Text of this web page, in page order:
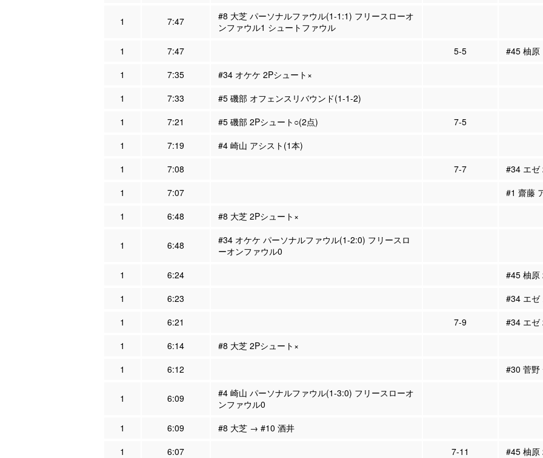
1 7:47
#8 大芝 パーソナルファウル(1-1:1) フリースローオ
ンファウル1 シュートファウル
1
7:47 5-5
#45 柚原
1
7:35
#34 オケケ 2Pシュート×
1
7:33
#5 磯部 オフェンスリバウンド(1-1-2)
1
7:21 #5 磯部 2Pシュート○(2点)
7-5
1
7:19
#4 崎山 アシスト(1本)
1
7:08 7-7
#34 エゼ
1
7:07
#1 齋藤
1
6:48 #8 大芝 2Pシュート×
1 6:48
#34 オケケ パーソナルファウル(1-2:0) フリースロ
ーオンファウル0
1
6:24
#45 柚原
1
6:23
#34 エゼ
1
6:21 7-9
#34 エゼ
1
6:14
#8 大芝 2Pシュート×
1
6:12 #30 菅野
1 6:09
#4 崎山 パーソナルファウル(1-3:0) フリースローオ
ンファウル0
1
6:09
#8 大芝 → #10 酒井
1
6:07 7-11
#45 柚原